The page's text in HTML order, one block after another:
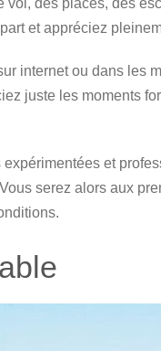
des places, des
et appréciez
internet ou dans les
juste les moments
et
serez alors aux